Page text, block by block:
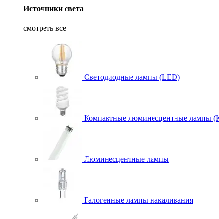
Источники света
смотреть все
Светодиодные лампы (LED)
Компактные люминесцентные лампы
Люминесцентные лампы
Галогенные лампы накаливания